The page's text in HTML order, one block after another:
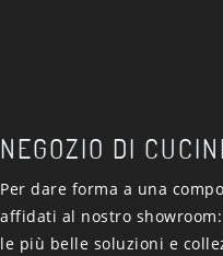
NEGOZIO DI
Per dare forma a una
affidati al nostro
le più belle soluzioni e